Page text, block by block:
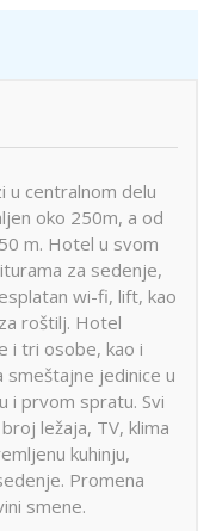
u centralnom delu
oko 250m, a od
m. Hotel u svom
za sedenje,
wi-fi, lift, kao
roštilj. Hotel
i tri osobe, kao i
jedinice u
i prvom spratu. Svi
ležaja, TV, klima
kuhinju,
Promena
smene.